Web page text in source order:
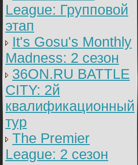
League: Групповой
этап
It's Gosu's Monthly
Madness: 2 сезон
36ON.RU BATTLE
CITY: 2й
квалификационный
тур
The Premier
League: 2 cезон